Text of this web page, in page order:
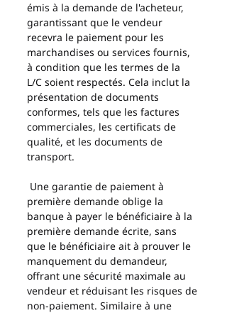
émis à la demande de l'acheteur,
garantissant que le vendeur
recevra le paiement pour les
marchandises ou services fournis,
à condition que les termes de la
L/C soient respectés. Cela inclut la
présentation de documents
conformes, tels que les factures
commerciales, les certificats de
qualité, et les documents de
transport.
première demande oblige la
banque à payer le bénéficiaire à la
première demande écrite, sans
que le bénéficiaire ait à prouver le
manquement du demandeur,
offrant une sécurité maximale au
vendeur et réduisant les risques de
non-paiement. Similaire à une